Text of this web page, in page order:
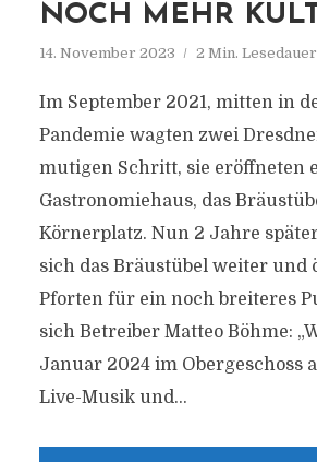
NOCH MEHR
14. November 2023 2 Min. Lesedauer
Im September 2021, mitten in
Pandemie wagten zwei
mutigen Schritt, sie eröffneten
Gastronomiehaus, das
Körnerplatz. Nun 2 Jahre
sich das Bräustübel weiter und
Pforten für ein noch breiteres
sich Betreiber Matteo Böhme:
Januar 2024 im Obergeschoss
Live-Musik und...